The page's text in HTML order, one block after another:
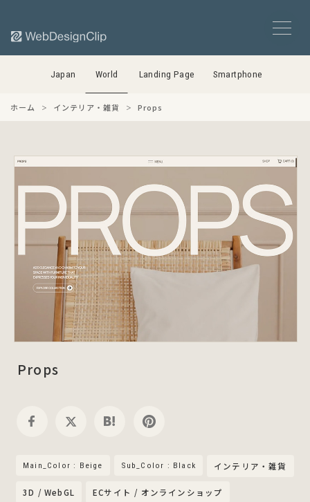
Japan World Landing Page Smartphone
ホーム インテリア・雑貨 Props
Props
Main_Color : Beige Sub_Color : Black インテリア・雑貨
3D / WebGL ECサイト / オンラインショップ